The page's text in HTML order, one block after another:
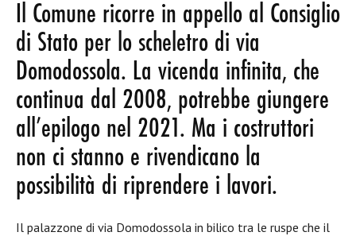
Il Comune ricorre in appello al Consiglio
di Stato per lo scheletro di via
Domodossola. La vicenda infinita, che
continua dal 2008, potrebbe giungere
all’epilogo nel 2021. Ma i costruttori
non ci stanno e rivendicano la
possibilità di riprendere i lavori.
Il palazzone di via Domodossola in bilico tra le ruspe che il